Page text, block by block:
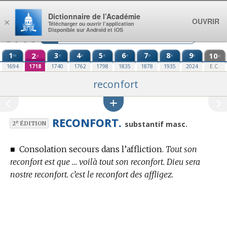
Aller au contenu
1re
1694
2e
1718
3e
1740
4e
1762
5e
1798
6e
1835
7e
1878
8e
1935
9e
2024
10e
E.C.
reconfort
2eÉDITION RECONFORT. substantif masc.
■ Consolation secours dans l’affliction. Tout son
reconfort est que … voilà tout son reconfort. Dieu sera
nostre reconfort. c’est le reconfort des affligez.
×
Dictionnaire de l’Académie
Télécharger ou ouvrir l’application
Disponible sur Android et iOS
OUVRIR